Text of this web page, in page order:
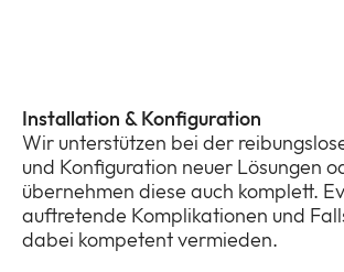
Installation & Konfiguration
Wir unterstützen bei der
und Konfiguration neuer Lösungen
übernehmen diese auch komplett.
auftretende Komplikationen und
dabei kompetent vermieden.